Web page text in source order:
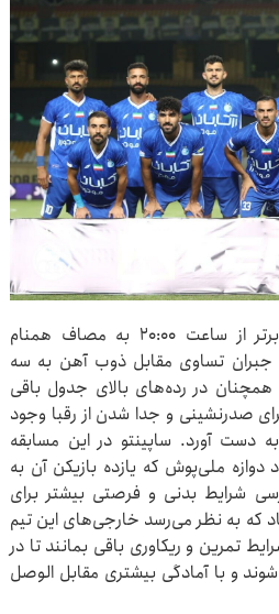
استقلال در هفته سوم لیگ برتر از ساعت ۲۰:۰۰ به مصاف همنام
جبران تساوی مقابل ذوب آهن به سه
همچنان در رده‌های بالای جدول باقی
صدرنشینی و جدا شدن از رقبا وجود
دست آورد. ساپینتو در این مسابقه
ملی‌پوش که یازده بازیکن آن به
شرایط بدنی و فرصتی بیشتر برای
که به نظر می‌رسد خارجی‌های این تیم
تمرین و ریکاوری باقی بمانند تا در
و با آمادگی بیشتری مقابل الوصل